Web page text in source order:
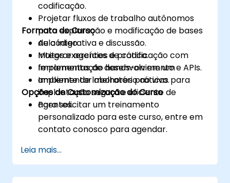
codificação.
Projetar fluxos de trabalho autônomos
para exploração e modificação de bases
de código.
Integrar agentes de codificação com
ferramentas de desenvolvimento e APIs.
Implementar melhores práticas para
implantação segura e eficiente de
agentes.
Formato do Curso
Aula interativa e discussão.
Muitos exercícios e prática.
Implementação hands-on em um
ambiente de laboratório ao vivo.
Opções de Customização do Curso
Para solicitar um treinamento
personalizado para este curso, entre em
contato conosco para agendar.
Leia mais...